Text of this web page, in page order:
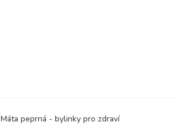
Máta peprná - bylinky pro zdraví